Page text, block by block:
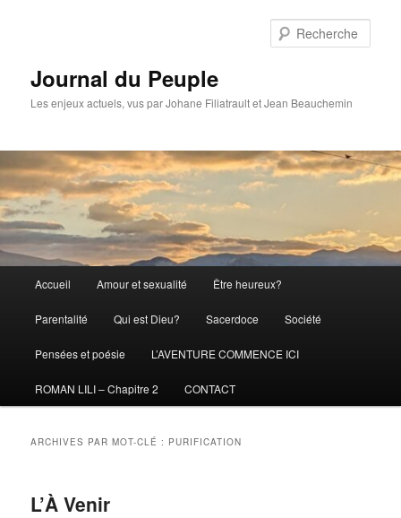
Journal du Peuple
Les enjeux actuels, vus par Johane Filiatrault et Jean Beauchemin
principal
Accueil Amour et sexualité Être heureux?
Parentalité Qui est Dieu? Sacerdoce Société
Pensées et poésie L’AVENTURE COMMENCE ICI
ROMAN LILI – Chapitre 2 CONTACT
ARCHIVES PAR MOT-CLÉ : PURIFICATION
L’À Venir